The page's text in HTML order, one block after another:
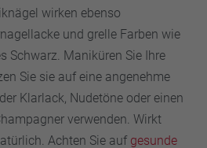
wirken ebenso
und grelle Farben wie
Schwarz. Maniküren Sie Ihre
Sie sie auf eine angenehme
Klarlack, Nudetöne oder einen
verwenden. Wirkt
Achten Sie auf gesunde